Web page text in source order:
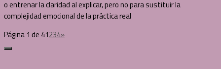
o entrenar la claridad al explicar, pero no para sustituir la
complejidad emocional de la práctica real
Página 1 de 41234»